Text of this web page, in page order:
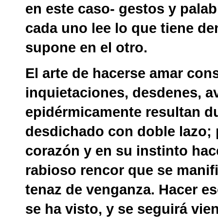
en este caso- gestos y
cada uno lee lo que tiene
supone en el otro.
El arte de hacerse amar
inquietaciones, desdenes,
epidérmicamente resultan
desdichado con doble lazo;
corazón y en su instinto
rabioso rencor que se
tenaz de venganza. Hacer
se ha visto, y se seguirá